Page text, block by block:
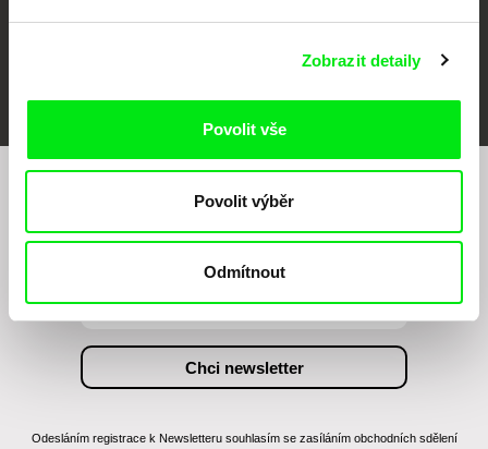
Zobrazit detaily
Povolit vše
Povolit výběr
Odmítnout
Visions du Réel
Chcete být pravidelně informováni o našem
filmovém programu?
Odesláním registrace k Newsletteru souhlasím se zasíláním obchodních sdělení